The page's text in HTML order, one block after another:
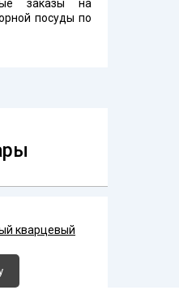
заказы на
посуды по
кварцевый